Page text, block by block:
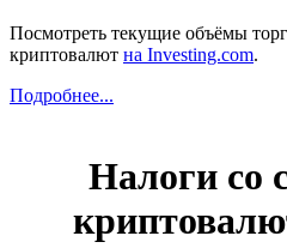
Посмотреть текущие объёмы
криптовалют на Investing.com.
Подробнее...
Налоги со